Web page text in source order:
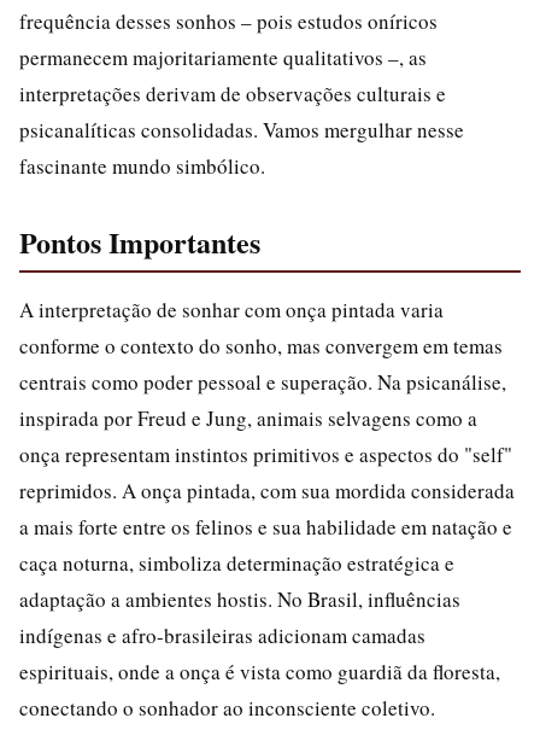
frequência desses sonhos – pois estudos oníricos
permanecem majoritariamente qualitativos –, as
interpretações derivam de observações culturais e
psicanalíticas consolidadas. Vamos mergulhar nesse
fascinante mundo simbólico.
Pontos Importantes
A interpretação de sonhar com onça pintada varia
conforme o contexto do sonho, mas convergem em temas
centrais como poder pessoal e superação. Na psicanálise,
inspirada por Freud e Jung, animais selvagens como a
onça representam instintos primitivos e aspectos do "self"
reprimidos. A onça pintada, com sua mordida considerada
a mais forte entre os felinos e sua habilidade em natação e
caça noturna, simboliza determinação estratégica e
adaptação a ambientes hostis. No Brasil, influências
indígenas e afro-brasileiras adicionam camadas
espirituais, onde a onça é vista como guardiã da floresta,
conectando o sonhador ao inconsciente coletivo.